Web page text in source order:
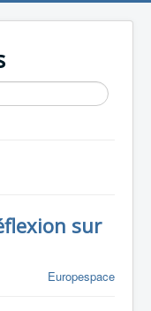
sur
Europespace